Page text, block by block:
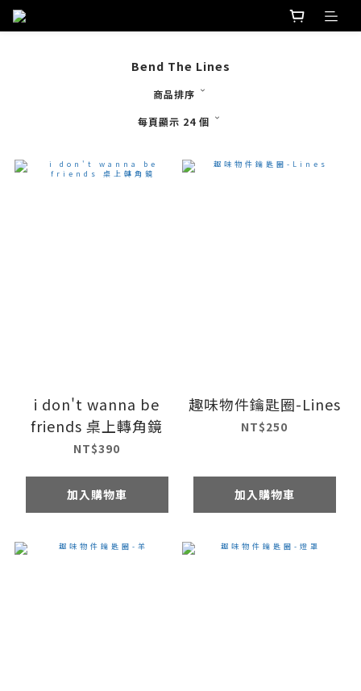
Bend The Lines
商品排序
每頁顯示 24 個
i don't wanna be
friends 桌上轉角鏡
NT$390
加入購物車
趣味物件鑰匙圈-Lines
NT$250
加入購物車